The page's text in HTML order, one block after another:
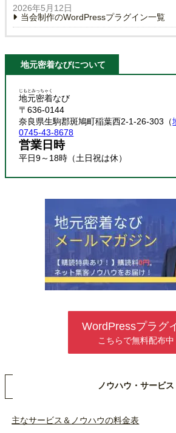
2026年5月12日
当会制作のWordPressプラグイン一覧
地元密着なびについて
地元密着
じもとみっちゃく
なび
〒636-0144
奈良県生駒郡斑鳩町稲葉西2-1-26-303（
0745-43-8678
営業日時
平日9～18時（土日祝は休）
WordPressプラグ
こちらで無料配布中
ノウハウ・サービス
主なサービス＆ノウハウの料金表